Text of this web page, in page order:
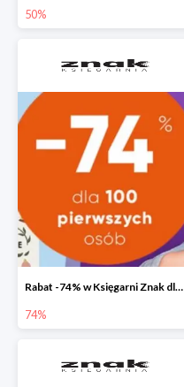
50%
Rabat -74% w Księgarni Znak dla 100 pierwszych osób!
74%